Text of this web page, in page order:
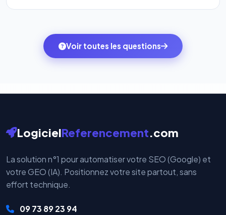
l'onglet« Migrer votre pack »pour basculer en
ambitions du moment — sans perdre vos données ni
votre historique.
monde. Vos données bancaires ne transitent jamais
par nos serveurs — elles sont gérées directement et
Voir toutes les questions
LogicielReferencement.com
La solution n°1 pour automatiser votre SEO (Google) et
votre GEO (IA). Positionnez votre site partout, sans
effort technique.
09 73 89 23 94